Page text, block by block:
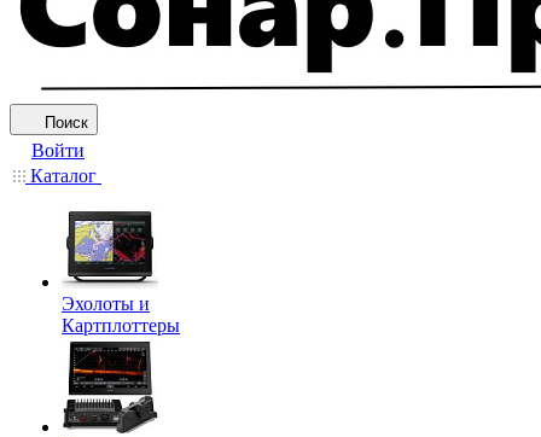
Поиск
Войти
Каталог
Эхолоты и
Картплоттеры